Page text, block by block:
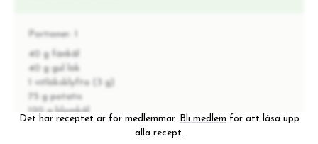
Portioner:
40 g fänkål
40 g gul lök
1 vitlöksklyfta (3 g)
75 g potatis
120 g blomkål
24 g äpple
Det här receptet är för medlemmar. Bli medlem för att låsa upp
alla recept.